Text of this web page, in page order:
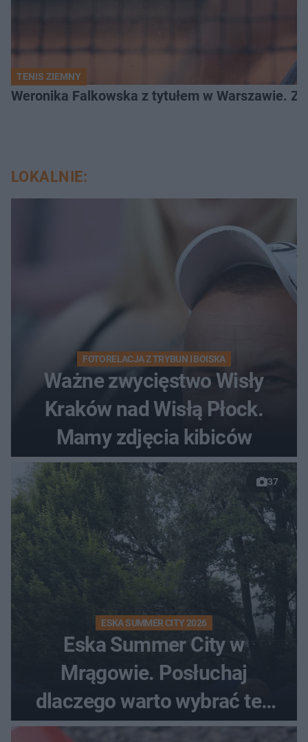
TENIS ZIEMNY
Weronika Falkowska z tytułem w Warszawie.
LOKALNIE:
FOTORELACJA Z TRYBUN I BOISKA
Ważne zwycięstwo Wisły
Kraków nad Wisłą Płock.
Mamy zdjęcia kibiców
37
ESKA SUMMER CITY 2026
Eska Summer City w
Mrągowie. Posłuchaj
dlaczego warto wybrać ten
kierunek na urlop!